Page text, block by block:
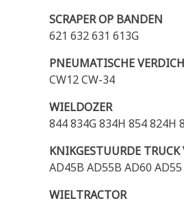
SCRAPER OP BANDEN
621 632 631 613G
PNEUMATISCHE
CW12 CW-34
WIELDOZER
844 834G 834H 854 824H
KNIKGESTUURDE
AD45B AD55B AD60
WIELTRACTOR